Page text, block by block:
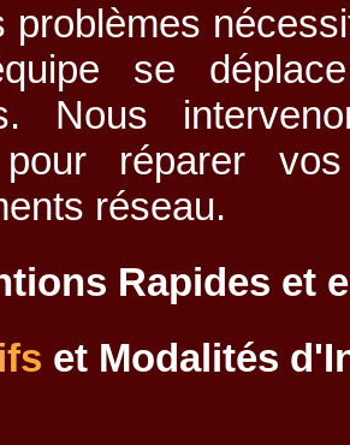
problèmes
se
Nous
réparer
réseau.
Rapides et
et Modalités